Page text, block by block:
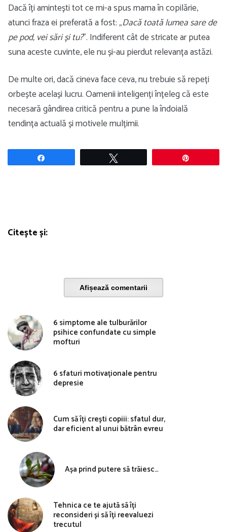
Dacă îți amintești tot ce mi-a spus mama în copilărie,
atunci fraza ei preferată a fost: „Dacă toată lumea sare de
pe pod, vei sări și tu?”. Indiferent cât de stricate ar putea
suna aceste cuvinte, ele nu și-au pierdut relevanța astăzi.
De multe ori, dacă cineva face ceva, nu trebuie să repeți
orbește același lucru. Oamenii inteligenți înțeleg că este
necesară gândirea critică pentru a pune la îndoială
tendința actuală și motivele mulțimii.
Citește și:
Afișează comentarii
6 simptome ale tulburărilor
psihice confundate cu simple
mofturi
6 sfaturi motivaționale pentru
depresie
Cum să îți crești copiii: sfatul dur,
dar eficient al unui bătrân evreu
Așa prind putere să trăiesc…
Tehnica ce te ajută să îți
reconsideri și să îți reevaluezi
trecutul